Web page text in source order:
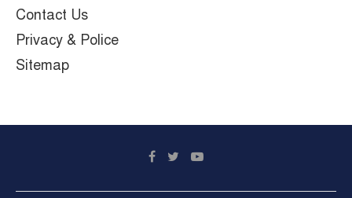
Contact Us
Privacy & Police
Sitemap